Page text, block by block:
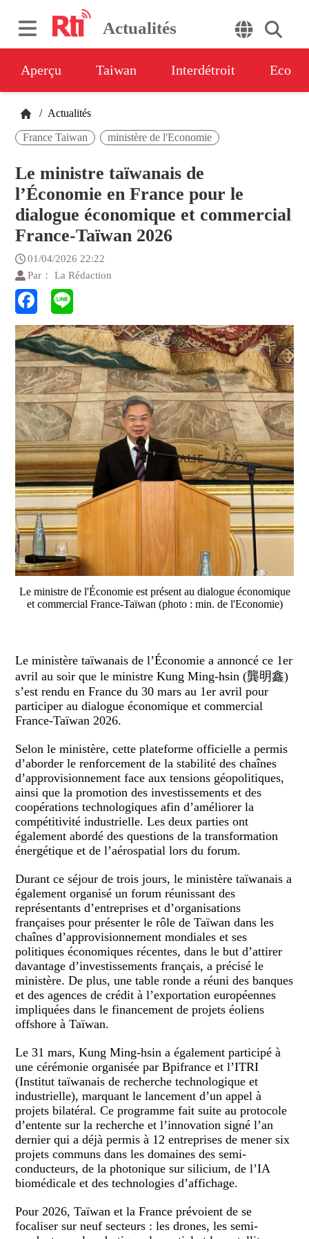
Actualités
Aperçu Taiwan Interdétroit Eco
/ Actualités
France Taiwan ministère de l'Economie
Le ministre taïwanais de
l’Économie en France pour le
dialogue économique et commercial
France-Taïwan 2026
01/04/2026 22:22
Par： La Rédaction
Le ministre de l'Économie est présent au dialogue économique
et commercial France-Taïwan (photo : min. de l'Economie)
Le ministère taïwanais de l’Économie a annoncé ce 1er
avril au soir que le ministre Kung Ming-hsin (龔明鑫)
s’est rendu en France du 30 mars au 1er avril pour
participer au dialogue économique et commercial
France-Taïwan 2026.
Selon le ministère, cette plateforme officielle a permis
d’aborder le renforcement de la stabilité des chaînes
d’approvisionnement face aux tensions géopolitiques,
ainsi que la promotion des investissements et des
coopérations technologiques afin d’améliorer la
compétitivité industrielle. Les deux parties ont
également abordé des questions de la transformation
énergétique et de l’aérospatial lors du forum.
Durant ce séjour de trois jours, le ministère taïwanais a
également organisé un forum réunissant des
représentants d’entreprises et d’organisations
françaises pour présenter le rôle de Taïwan dans les
chaînes d’approvisionnement mondiales et ses
politiques économiques récentes, dans le but d’attirer
davantage d’investissements français, a précisé le
ministère. De plus, une table ronde a réuni des banques
et des agences de crédit à l’exportation européennes
impliquées dans le financement de projets éoliens
offshore à Taïwan.
Le 31 mars, Kung Ming-hsin a également participé à
une cérémonie organisée par Bpifrance et l’ITRI
(Institut taïwanais de recherche technologique et
industrielle), marquant le lancement d’un appel à
projets bilatéral. Ce programme fait suite au protocole
d’entente sur la recherche et l’innovation signé l’an
dernier qui a déjà permis à 12 entreprises de mener six
projets communs dans les domaines des semi-
conducteurs, de la photonique sur silicium, de l’IA
biomédicale et des technologies d’affichage.
Pour 2026, Taïwan et la France prévoient de se
focaliser sur neuf secteurs : les drones, les semi-